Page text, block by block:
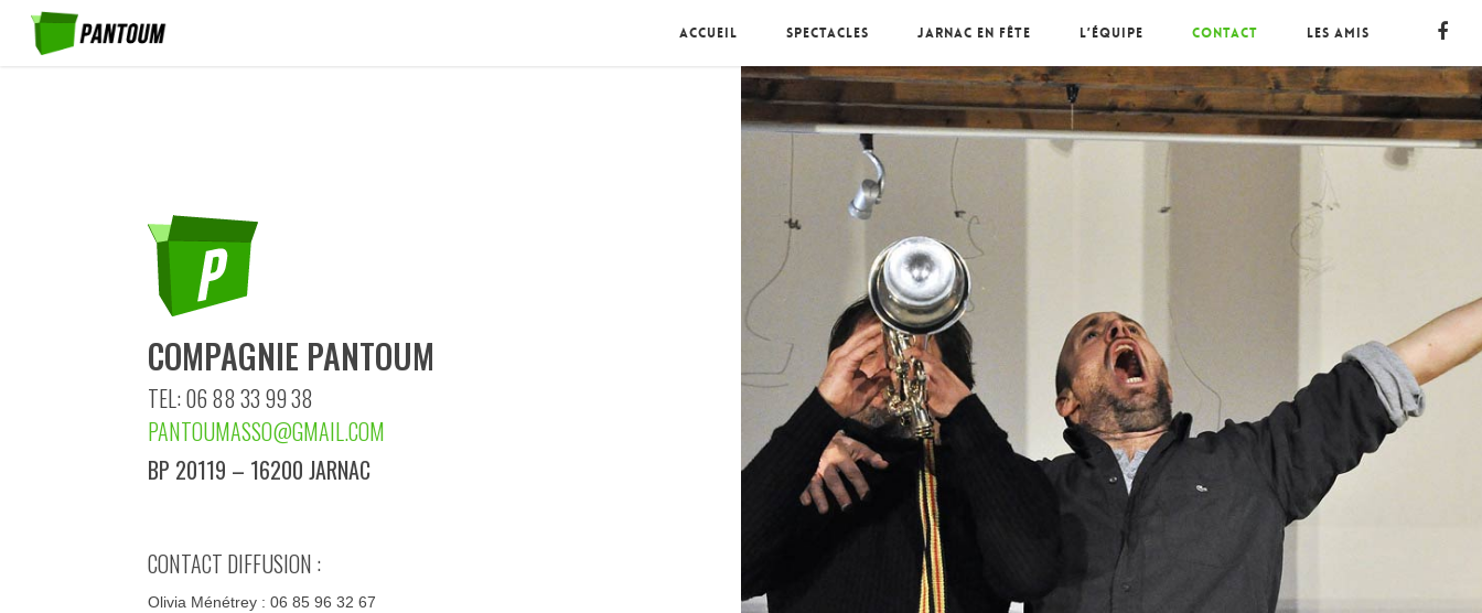
Accueil Spectacles Jarnac en fête L’équipe Contact Les amis
COMPAGNIE PANTOUM
TEL: 06 88 33 99 38
PANTOUMASSO@GMAIL.COM
BP 20119 – 16200 JARNAC
CONTACT DIFFUSION :
Olivia Ménétrey : 06 85 96 32 67